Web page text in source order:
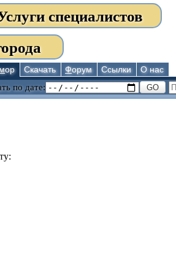
специалистов
ор Скачать Форум Ссылки
О нас
по дате: